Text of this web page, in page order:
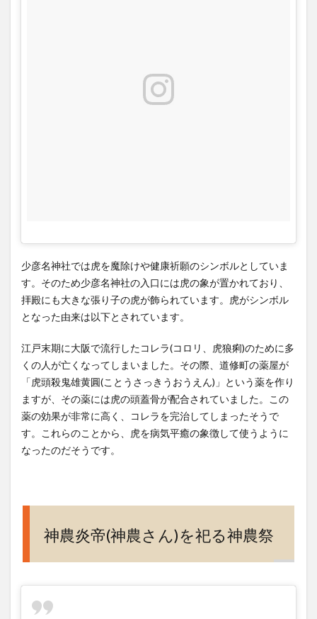
朱印
まと
め
少彦名神社では虎を魔除けや健康祈願のシンボルとしていま
す。そのため少彦名神社の入口には虎の象が置かれており、
拝殿にも大きな張り子の虎が飾られています。虎がシンボル
となった由来は以下とされています。
江戸末期に大阪で流行したコレラ(コロリ、虎狼痢)のために多
くの人が亡くなってしまいました。その際、道修町の薬屋が
「虎頭殺鬼雄黄圓(ことうさっきうおうえん)」という薬を作り
ますが、その薬には虎の頭蓋骨が配合されていました。この
薬の効果が非常に高く、コレラを完治してしまったそうで
す。これらのことから、虎を病気平癒の象徴して使うように
なったのだそうです。
神農炎帝(神農さん)を祀る神農祭